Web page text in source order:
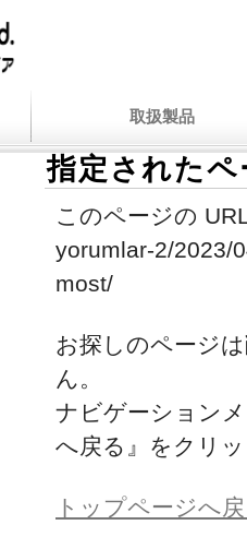
取扱製品
指定された
このページの
yorumlar-2/2023/
most/
お探しのページ
ん。
ナビゲーション
へ戻る』をクリ
トップページへ